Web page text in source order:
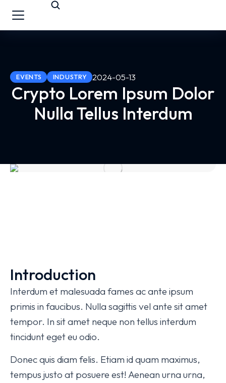
EVENTS INDUSTRY 2024-05-13
Crypto Lorem Ipsum Dolor
Nulla Tellus Interdum
Introduction
Interdum et malesuada fames ac ante ipsum
primis in faucibus. Nulla sagittis vel ante sit amet
tempor. In sit amet neque non tellus interdum
tincidunt eget eu odio.
Donec quis diam felis. Etiam id quam maximus,
tempus justo at posuere est! Aenean urna urna,